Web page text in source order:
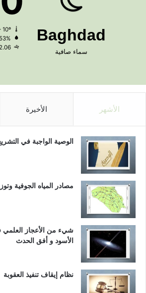
Baghdad
سماء صافية
53%
2.06 كيلومتر/ساعة
الأشهر الأخيرة
الوصية الواجبة في
مصادر المياه الجوفية
شيء من الأعجاز العلمي
الأسود و أفق الحدث
نظام إيقاف تنفيذ العقوبة